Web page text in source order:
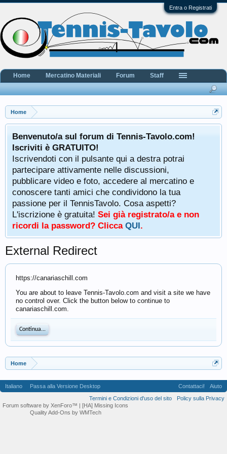
Entra o Registrati
Home
Benvenuto/a sul forum di Tennis-Tavolo.com!
Iscriviti è GRATUITO!
Iscrivendoti con il pulsante qui a destra potrai
partecipare attivamente nelle discussioni,
pubblicare video e foto, accedere al mercatino e
conoscere tanti amici che condividono la tua
passione per il TennisTavolo. Cosa aspetti?
L'iscrizione è gratuita! Sei già registrato/a e non
ricordi la password? Clicca QUI.
External Redirect
https://canariaschill.com
You are about to leave Tennis-Tavolo.com and visit a site we have
no control over. Click the button below to continue to
canariaschill.com.
Continua...
Home
Home Mercatino Materiali Forum Staff
Italiano Passa alla Versione Desktop Contattaci!
Aiuto
Termini e Condizioni d'uso del sito
Policy sulla Privacy
Forum software by XenForo™ | [HA] Missing Icons
Quality Add-Ons by WMTech